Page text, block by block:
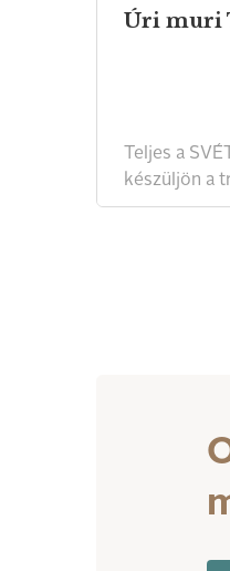
Úri muri
Teljes a
készüljön a